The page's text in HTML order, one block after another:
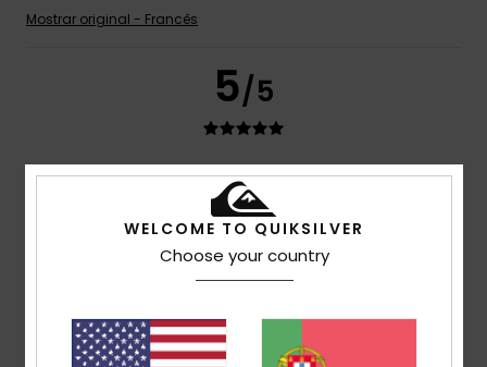
Mostrar original - Francês
5/5
Mostrar original - Alemão
Relação qualidade/preço: 5
WELCOME TO QUIKSILVER
Choose your country